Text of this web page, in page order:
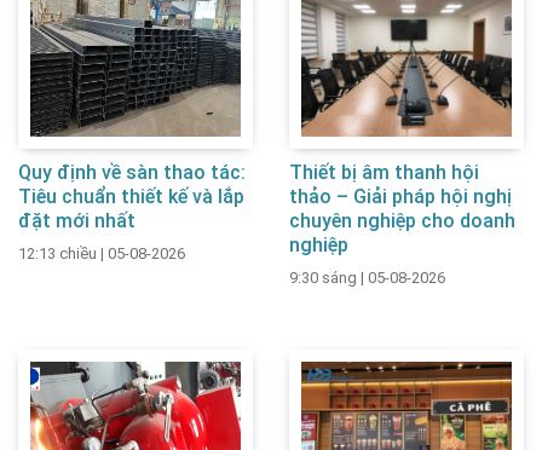
Quy định về sàn thao tác:
Tiêu chuẩn thiết kế và lắp
đặt mới nhất
12:13 chiều | 05-08-2026
Thiết bị âm thanh hội
thảo – Giải pháp hội nghị
chuyên nghiệp cho doanh
nghiệp
9:30 sáng | 05-08-2026